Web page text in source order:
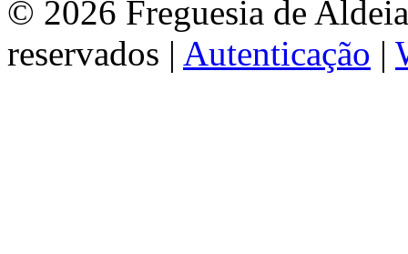
© 2026 Freguesia de
reservados | Autenticação |